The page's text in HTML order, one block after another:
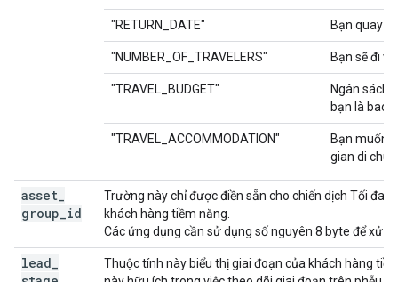
"RETURN_DATE" Bạn quay
"NUMBER_OF_TRAVELERS" Bạn sẽ đi
"TRAVEL_BUDGET"
Ngân sách
bạn là bao
"TRAVEL_ACCOMMODATION"
Bạn muốn
gian di
asset
group id
Trường này chỉ được điền sẵn cho chiến dịch Tối đa
khách hàng tiềm năng.
Các ứng dụng cần sử dụng số nguyên 8 byte để xử lý.
lead
Thuộc tính này biểu thị giai đoạn của khách hàng